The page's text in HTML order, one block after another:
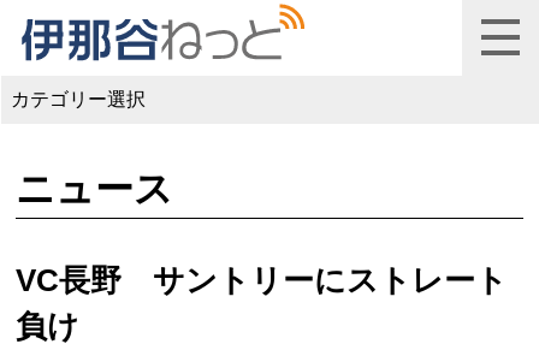
カテゴリー選択
ニュース
VC長野 サントリーにストレート
負け